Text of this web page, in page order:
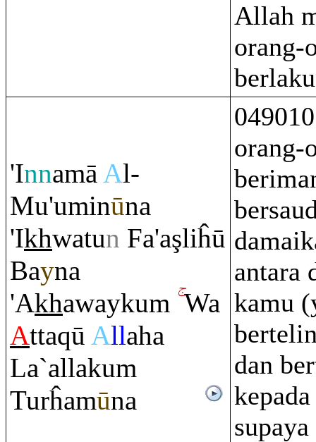
Allah
orang-
'InnamāAl-
Mu'uminūna
'Ikhwatun Fa'aşliĥū
Bayna
'Akhawaykum Wa
Attaqū Allaha
La`allakum
Turĥamūna
orang-
antara
kamu
dan